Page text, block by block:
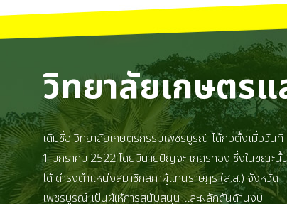
วิทยาลัยเกษตร
เดิมชื่อ วิทยาลัยเกษตรกรรมเพชรบูรณ์ ได้ก่อตั้งเมื่อวันที่
1 มกราคม 2522 โดยมีนายปัญจะ เกสรทอง ซึ่งในขณะนั้
ได้ ดำรงตำแหน่งสมาชิกสภาผู้แทนราษฎร (ส.ส.) จังหวัด
เพชรบูรณ์ เป็นผู้ให้การสนับสนุน และผลักดันด้านงบ